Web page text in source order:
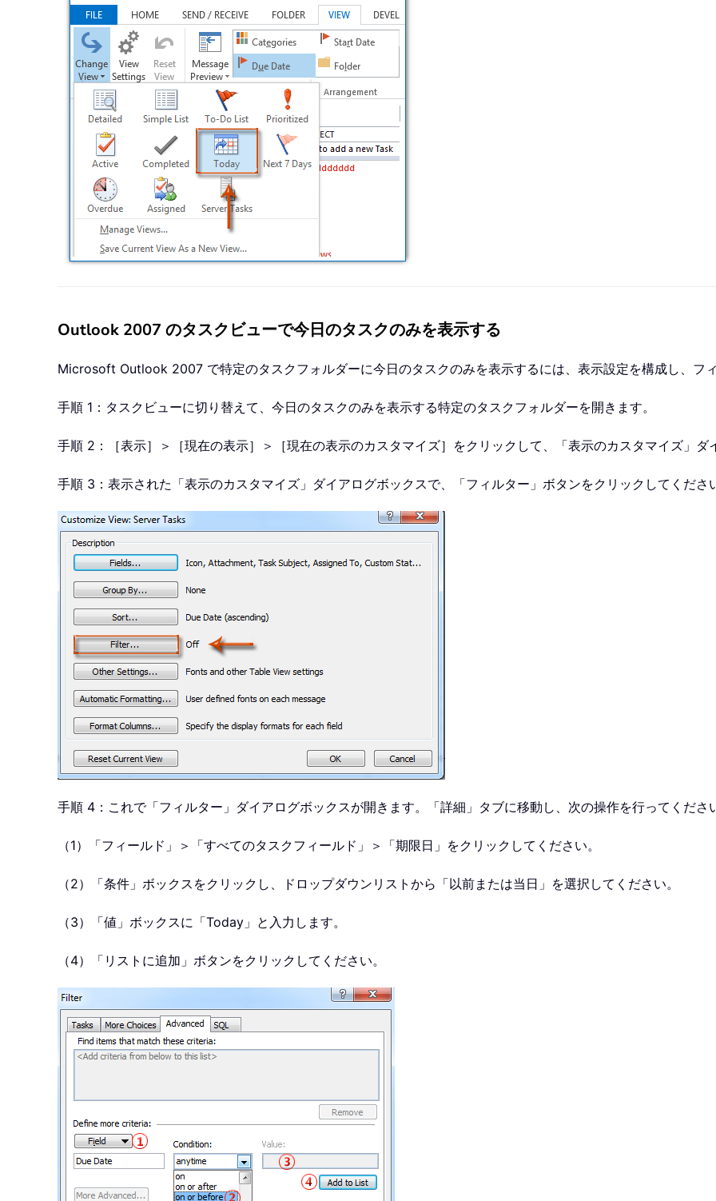
Outlook 2007 のタスクビューで今日のタスクのみを表示する
Microsoft Outlook 2007 で特定のタスクフォルダーに今日のタスクのみを表示するには、表示設定を構成し、フ
手順 1：タスクビューに切り替えて、今日のタスクのみを表示する特定のタスクフォルダーを開きます。
手順 2：［表示］＞［現在の表示］＞［現在の表示のカスタマイズ］をクリックして、「表示のカスタマイズ」ダ
手順 3：表示された「表示のカスタマイズ」ダイアログボックスで、「フィルター」ボタンをクリックしてくださ
手順 4：これで「フィルター」ダイアログボックスが開きます。「詳細」タブに移動し、次の操作を行ってくださ
（1）「フィールド」＞「すべてのタスクフィールド」＞「期限日」をクリックしてください。
（2）「条件」ボックスをクリックし、ドロップダウンリストから「以前または当日」を選択してください。
（3）「値」ボックスに「Today」と入力します。
（4）「リストに追加」ボタンをクリックしてください。